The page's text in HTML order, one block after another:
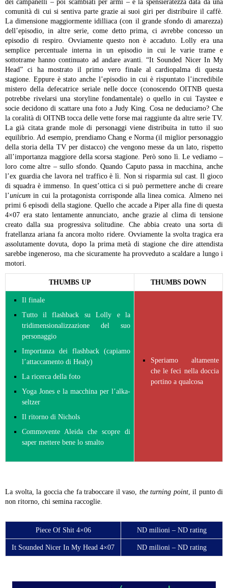
dei campanelli – poi scambiati per armi – e la spensieratezza data da una
comunità di cui si sentiva parte grazie ai suoi giri per distribuire il caffè.
La dimensione maggiormente idilliaca (con il grande sfondo di amarezza)
dell’episodio, in altre serie, come detto prima, ci avrebbe concesso un
episodio di respiro. Ovviamente questo non è accaduto. Lolly era una
semplice percentuale interna in un episodio in cui le varie trame e
sottotrame hanno continuato ad andare avanti. “It Sounded Nicer In My
Head” ci ha mostrato il primo vero finale al cardiopalma di questa
stagione. Eppure è stato anche l’episodio in cui è rispuntato l’incredibile
mistero della defecatrice seriale nelle docce (conoscendo OITNB questa
potrebbe rivelarsi una storyline fondamentale) o quello in cui Taystee e
socie decidono di scattare una foto a Judy King. Cosa ne deduciamo? Che
la coralità di OITNB tocca delle vette forse mai raggiunte da altre serie TV.
La già citata grande mole di personaggi viene distribuita in tutto il suo
equilibrio. Ad esempio, prendiamo Chang e Norma (il miglior personaggio
della storia della TV per distacco) che vengono messe da un lato, rispetto
all’importanza maggiore della scorsa stagione. Però sono lì. Le vediamo –
loro come altre – sullo sfondo. Quando Caputo passa in macchina, anche
l’ex guardia che lavora nel traffico è lì. Non si risparmia sul cast. Il gioco
di squadra è immenso. In quest’ottica ci si può permettere anche di creare
l’unicum in cui la protagonista corrisponde alla linea comica. Almeno nei
primi 6 episodi della stagione. Quello che accade a Piper alla fine di questa
4×07 era stato lentamente annunciato, anche grazie al clima di tensione
creato dalla sua progressiva solitudine. Che abbia creato una sorta di
fratellanza ariana fa ancora molto ridere. Ovviamente la svolta tragica era
assolutamente dovuta, dopo la prima metà di stagione che dire attendista
sarebbe ingeneroso, ma che sicuramente ha provveduto a scaldare a lungo i
motori.
THUMBS UP THUMBS DOWN
Il finale
Tutto il flashback su Lolly e la
tridimensionalizzazione del suo
personaggio
Importanza dei flashback (capiamo
l’attaccamento di Healy)
La ricerca della foto
Yoga Jones e la macchina per l’alka-
seltzer
Il ritorno di Nichols
Commovente Aleida che scopre di
saper mettere bene lo smalto
Speriamo altamente
che le feci nella doccia
portino a qualcosa
La svolta, la goccia che fa traboccare il vaso, the turning point, il punto di
non ritorno, chi semina raccoglie.
Piece Of Shit 4×06 ND milioni – ND rating
It Sounded Nicer In My Head 4×07 ND milioni – ND rating